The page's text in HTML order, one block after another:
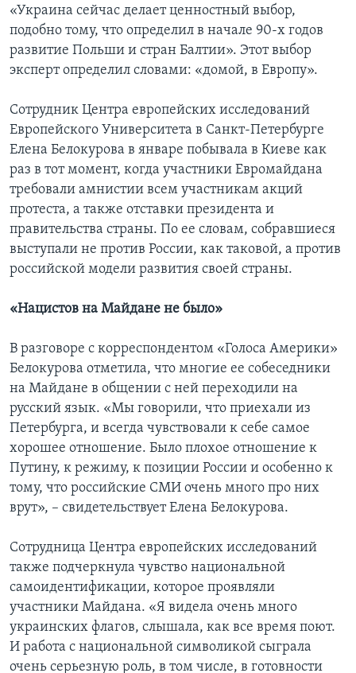
«Украина сейчас делает ценностный выбор,
подобно тому, что определил в начале 90-х годов
развитие Польши и стран Балтии». Этот выбор
эксперт определил словами: «домой, в Европу».
Сотрудник Центра европейских исследований
Европейского Университета в Санкт-Петербурге
Елена Белокурова в январе побывала в Киеве как
раз в тот момент, когда участники Евромайдана
требовали амнистии всем участникам акций
протеста, а также отставки президента и
правительства страны. По ее словам, собравшиеся
выступали не против России, как таковой, а против
российской модели развития своей страны.
«Нацистов на Майдане не было»
В разговоре с корреспондентом «Голоса Америки»
Белокурова отметила, что многие ее собеседники
на Майдане в общении с ней переходили на
русский язык. «Мы говорили, что приехали из
Петербурга, и всегда чувствовали к себе самое
хорошее отношение. Было плохое отношение к
Путину, к режиму, к позиции России и особенно к
тому, что российские СМИ очень много про них
врут», – свидетельствует Елена Белокурова.
Сотрудница Центра европейских исследований
также подчеркнула чувство национальной
самоидентификации, которое проявляли
участники Майдана. «Я видела очень много
украинских флагов, слышала, как все время поют.
И работа с национальной символикой сыграла
очень серьезную роль, в том числе, в готовности